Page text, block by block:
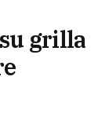
grilla